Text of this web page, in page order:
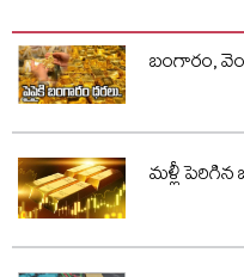
బంగారం,
మళ్లీ పెరిగిన